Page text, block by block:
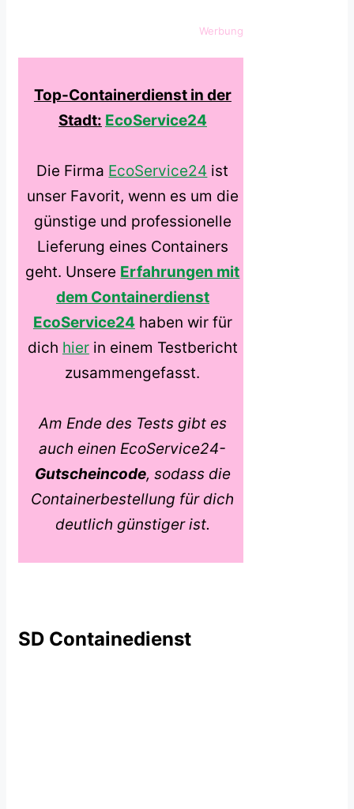
Werbung
Top-Containerdienst in der
Stadt: EcoService24
Die Firma EcoService24 ist
unser Favorit, wenn es um die
günstige und professionelle
Lieferung eines Containers
geht. Unsere Erfahrungen mit
dem Containerdienst
EcoService24 haben wir für
dich hierin einem Testbericht
zusammengefasst.
Am Ende des Tests gibt es
auch einen EcoService24-
Gutscheincode, sodass die
Containerbestellung für dich
deutlich günstiger ist.
SD Containedienst